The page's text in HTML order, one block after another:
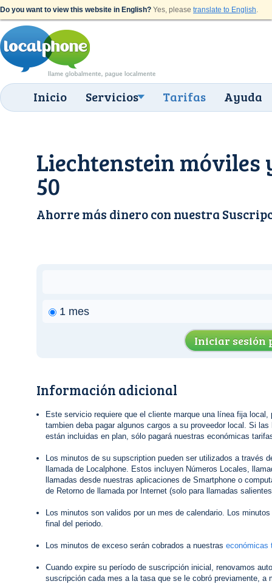
Do you want to view this website in English? Yes, please translate to English.
Inicio Servicios Tarifas Ayuda
Liechtenstein móviles
50
Ahorre más dinero con nuestra
1 mes
Iniciar sesión
Información adicional
Este servicio requiere que el cliente marque una línea fija local,
tambien deba pagar algunos cargos a su proveedor local. Si
están incluidas en plan, sólo pagará nuestras económicas
Los minutos de su supscription pueden ser utilizados a través
llamada de Localphone. Estos incluyen Números Locales,
llamadas desde nuestras aplicaciones de Smartphone o
de Retorno de llamada por Internet (solo para llamadas
Los minutos son validos por un mes de calendario. Los
final del periodo.
Los minutos de exceso serán cobrados a nuestras económicas
Cuando expire su período de suscripción inicial, renovamos
suscripción cada mes a la tasa que se le cobró previamente, a